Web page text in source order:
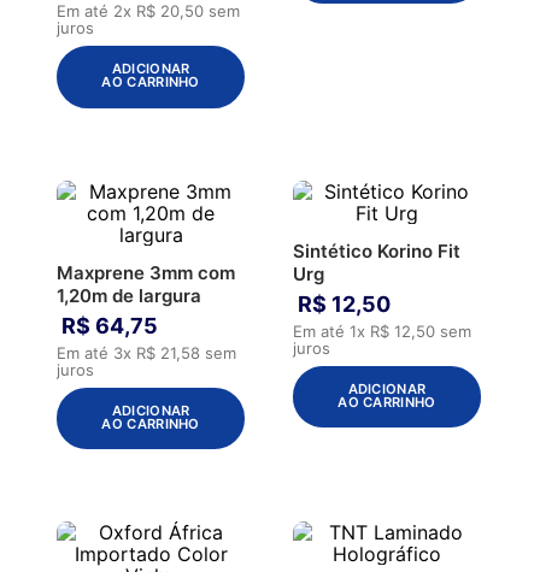
Em até 2x R$ 20,50 sem
juros
ADICIONAR
AO CARRINHO
Maxprene 3mm com
1,20m de largura
R$ 64,75
Em até 3x R$ 21,58 sem
juros
ADICIONAR
AO CARRINHO
Sintético Korino Fit
Urg
R$ 12,50
Em até 1x R$ 12,50 sem
juros
ADICIONAR
AO CARRINHO